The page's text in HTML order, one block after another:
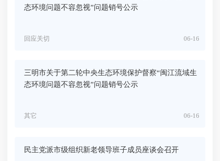
态环境问题不容忽视”问题销号公示
06-16
回应关切
三明市关于第二轮中央生态环境保护督察“闽江流域生
态环境问题不容忽视”问题销号公示
06-16
其它
民主党派市级组织新老领导班子成员座谈会召开